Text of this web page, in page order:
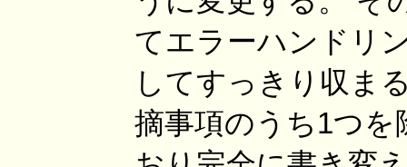
てエラーハンドリ
してすっきり収ま
摘事項のうち1つ